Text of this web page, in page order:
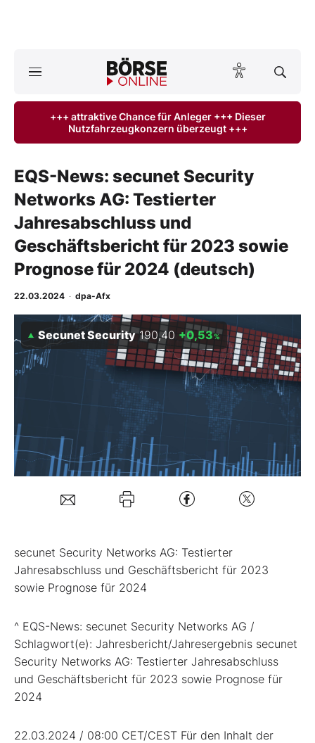
ktuelle Ausgabe BÖRSE ONLINE lesen
Finanz-Check
Abo & Shop
BO-Musterdepots
Mein B:O
Folgen Sie uns
+++ attraktive Chance für Anleger +++ Dieser
Nutzfahrzeugkonzern überzeugt +++
EQS-News: secunet Security
Networks AG: Testierter
Jahresabschluss und
Geschäftsbericht für 2023 sowie
Prognose für 2024 (deutsch)
22.03.2024 · dpa-Afx
Secunet Security 190,40 +0,53%
secunet Security Networks AG: Testierter
Jahresabschluss und Geschäftsbericht für 2023
sowie Prognose für 2024
^ EQS-News: secunet Security Networks AG /
Schlagwort(e): Jahresbericht/Jahresergebnis secunet
Security Networks AG: Testierter Jahresabschluss
und Geschäftsbericht für 2023 sowie Prognose für
2024
22.03.2024 / 08:00 CET/CEST Für den Inhalt der